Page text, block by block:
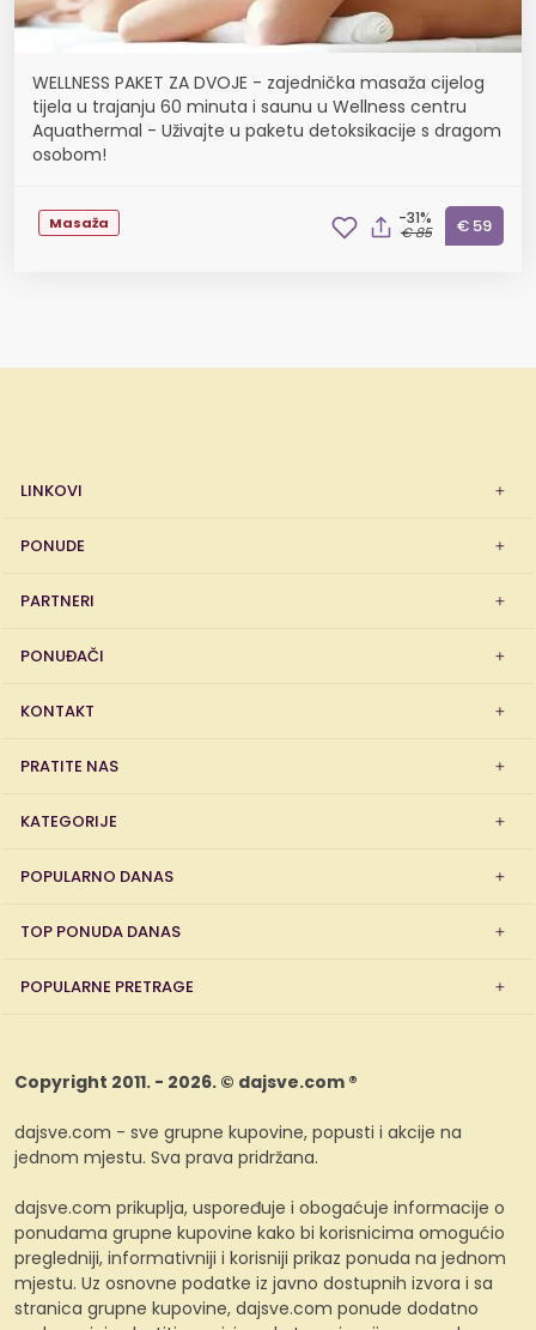
WELLNESS PAKET ZA DVOJE - zajednička masaža cijelog
tijela u trajanju 60 minuta i saunu u Wellness centru
Aquathermal - Uživajte u paketu detoksikacije s dragom
osobom!
Masaža -31%
€ 85 € 59
LINKOVI
PONUDE
PARTNERI
PONUĐAČI
KONTAKT
PRATITE NAS
KATEGORIJE
POPULARNO DANAS
TOP PONUDA DANAS
POPULARNE PRETRAGE
Copyright 2011. - 2026. © dajsve.com ®
dajsve.com - sve grupne kupovine, popusti i akcije na
jednom mjestu. Sva prava pridržana.
dajsve.com prikuplja, uspoređuje i obogaćuje informacije o
ponudama grupne kupovine kako bi korisnicima omogućio
pregledniji, informativniji i korisniji prikaz ponuda na jednom
mjestu. Uz osnovne podatke iz javno dostupnih izvora i sa
stranica grupne kupovine, dajsve.com ponude dodatno